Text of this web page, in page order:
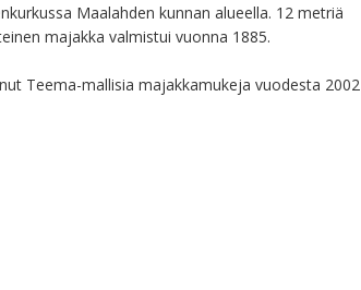
Maalahden kunnan alueella. 12 metriä
majakka valmistui vuonna 1885.
Teema-mallisia majakkamukeja vuodesta 2002